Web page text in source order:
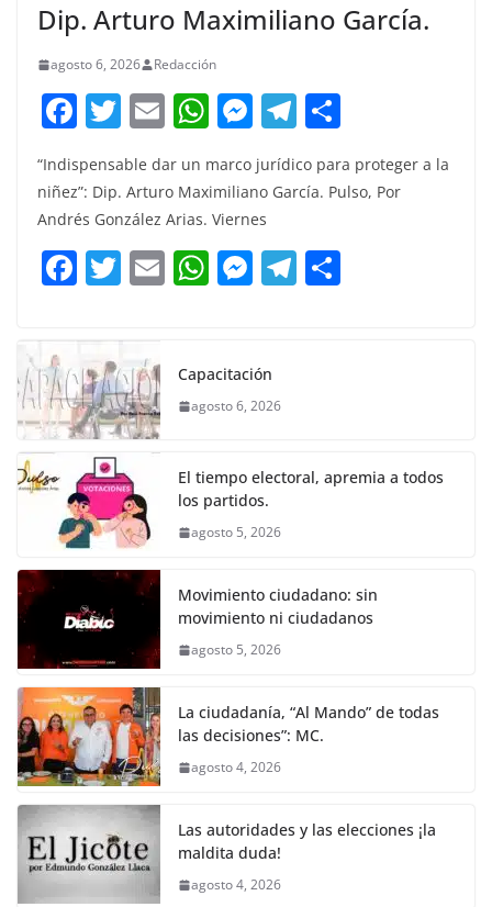
Dip. Arturo Maximiliano García.
agosto 6, 2026 Redacción
F
c
e
b
o
k
T
w
itt
er
E
ai
l
W
at
s
A
p
M
e
ss
e
n
g
T
e
a
m
m
“Indispensable dar un marco jurídico para proteger a la
niñez”: Dip. Arturo Maximiliano García. Pulso, Por
Andrés González Arias. Viernes
F
c
e
b
o
o
k
T
itt
er
E W
s
A
p
M
e
n
er
T
Capacitación
agosto 6, 2026
El tiempo electoral, apremia a todos
los partidos.
agosto 5, 2026
Movimiento ciudadano: sin
movimiento ni ciudadanos
agosto 5, 2026
La ciudadanía, “Al Mando” de todas
las decisiones”: MC.
agosto 4, 2026
Las autoridades y las elecciones ¡la
maldita duda!
agosto 4, 2026